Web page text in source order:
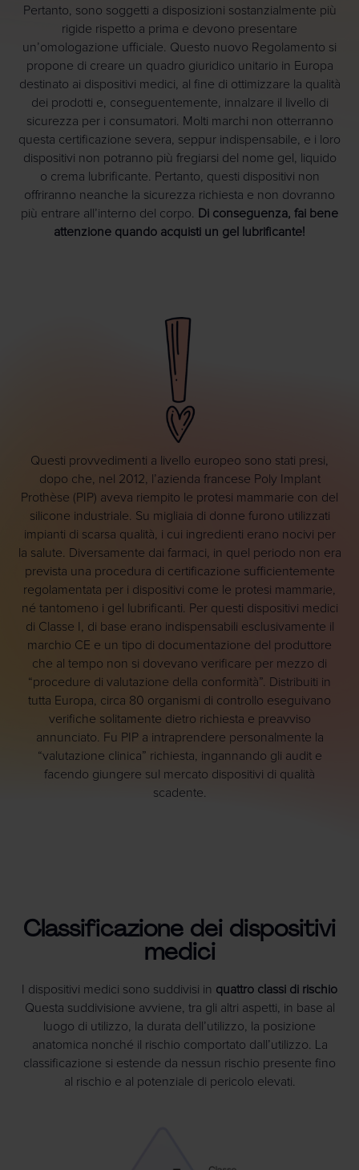
Pertanto, sono soggetti a disposizioni sostanzialmente più
rigide rispetto a prima e devono presentare
un’omologazione ufficiale. Questo nuovo Regolamento si
propone di creare un quadro giuridico unitario in Europa
destinato ai dispositivi medici, al fine di ottimizzare la qualità
dei prodotti e, conseguentemente, innalzare il livello di
sicurezza per i consumatori. Molti marchi non otterranno
questa certificazione severa, seppur indispensabile, e i loro
dispositivi non potranno più fregiarsi del nome gel, liquido
o crema lubrificante. Pertanto, questi dispositivi non
offriranno neanche la sicurezza richiesta e non dovranno
più entrare all’interno del corpo.
Di conseguenza, fai bene
attenzione quando acquisti un gel lubrificante!
Questi provvedimenti a livello europeo sono stati presi,
dopo che, nel 2012, l’azienda francese Poly Implant
Prothèse (PIP) aveva riempito le protesi mammarie con del
silicone industriale. Su migliaia di donne furono utilizzati
impianti di scarsa qualità, i cui ingredienti erano nocivi per
la salute. Diversamente dai farmaci, in quel periodo non era
prevista una procedura di certificazione sufficientemente
regolamentata per i dispositivi come le protesi mammarie,
né tantomeno i gel lubrificanti. Per questi dispositivi medici
di Classe I, di base erano indispensabili esclusivamente il
marchio CE e un tipo di documentazione del produttore
che al tempo non si dovevano verificare per mezzo di
“procedure di valutazione della conformità”. Distribuiti in
tutta Europa, circa 80 organismi di controllo eseguivano
verifiche solitamente dietro richiesta e preavviso
annunciato. Fu PIP a intraprendere personalmente la
“valutazione clinica” richiesta, ingannando gli audit e
facendo giungere sul mercato dispositivi di qualità
scadente.
Classificazione dei dispositivi
medici
I dispositivi medici sono suddivisi in quattro classi di rischio
Questa suddivisione avviene, tra gli altri aspetti, in base al
luogo di utilizzo, la durata dell’utilizzo, la posizione
anatomica nonché il rischio comportato dall’utilizzo. La
classificazione si estende da nessun rischio presente fino
al rischio e al potenziale di pericolo elevati.